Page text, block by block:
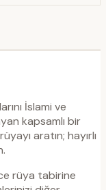
İslami ve
kapsamlı bir
aratın; hayırlı
rüya tabirine